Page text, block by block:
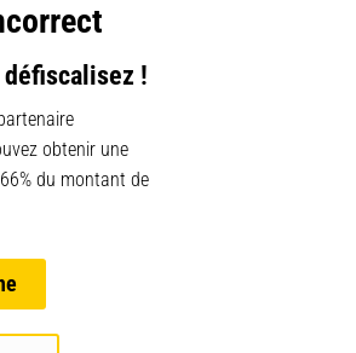
!
obtenir une
du montant de